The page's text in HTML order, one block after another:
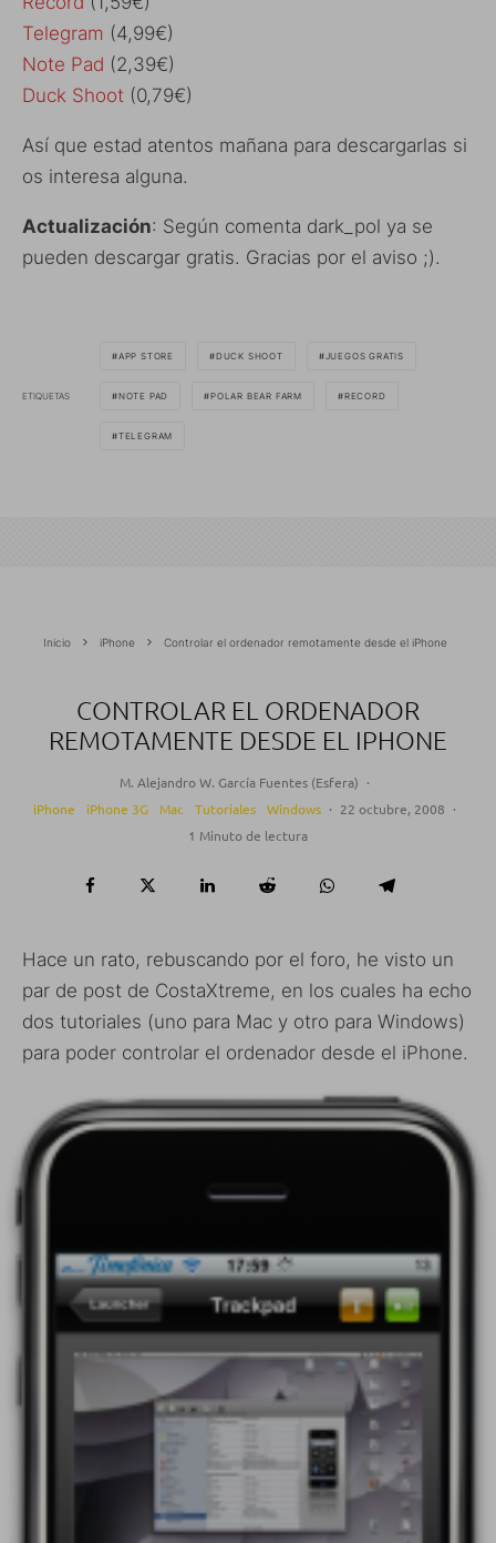
Telegram (4,99€)
Note Pad (2,39€)
Duck Shoot (0,79€)
Así que estad atentos mañana para descargarlas si
os interesa alguna.
Actualización: Según comenta dark_pol ya se
pueden descargar gratis. Gracias por el aviso ;).
ETIQUETAS
APP STORE DUCK SHOOT JUEGOS GRATIS
NOTE PAD POLAR BEAR FARM RECORD
TELEGRAM
Inicio iPhone Controlar el ordenador remotamente desde el iPhone
CONTROLAR EL ORDENADOR
REMOTAMENTE DESDE EL IPHONE
M. Alejandro W. García Fuentes (Esfera) ·
iPhone
iPhone 3G Mac Tutoriales Windows · 22 octubre, 2008 ·
1 Minuto de lectura
Hace un rato, rebuscando por el foro, he visto un
par de post de CostaXtreme, en los cuales ha echo
dos tutoriales (uno para Mac y otro para Windows)
para poder controlar el ordenador desde el iPhone.